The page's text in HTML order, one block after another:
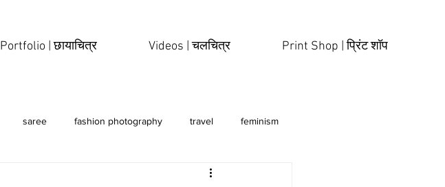
Portfolio | छायाचित्र Videos | चलचित्र Print Shop | प्रिंट शॉप
saree fashion photography travel feminism